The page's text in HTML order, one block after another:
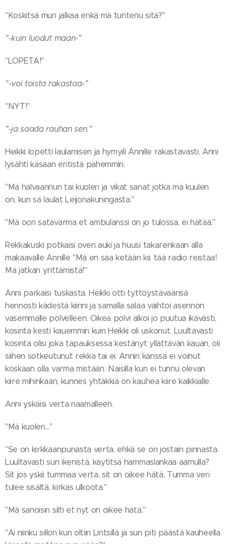
"Koskitsä mun jalkaa enkä mä tuntenu sitä?"
"-kuin luodut maan-"
"LOPETA!"
"-voi toista rakastaa-"
"NYT!"
"-ja saada rauhan sen."
Heikki lopetti laulamisen ja hymyili Annille rakastavasti. Anni
lysähti kasaan entistä pahemmin.
"Mä halvaannun tai kuolen ja vikat sanat jotka mä kuulen
on, kun sä laulat Leijonakuningasta."
"Mä oon satavarma et ambulanssi on jo tulossa, ei hätää."
Rekkakuski potkaisi oven auki ja huusi takarenkaan alla
makaavalle Annille "Mä en saa ketään kii, tää radio reistaa!
Mä jatkan yrittämistä!"
Anni parkaisi tuskasta. Heikki otti tyttöystäväänsä
hennosti kädestä kiinni ja samalla salaa vaihtoi asennon
vasemmalle polvelleen. Oikea polvi alkoi jo puutua ikävästi,
kosinta kesti kauemmin kuin Heikki oli uskonut. Luultavasti
kosinta olisi joka tapauksessa kestänyt yllättävän kauan, oli
siihen sotkeutunut rekka tai ei. Annin kanssa ei voinut
koskaan olla varma mistään. Naisilla kun ei tunnu olevan
kiire mihinkään, kunnes yhtäkkiä on kauhea kiire kaikkialle.
Anni yskäisi verta naamalleen.
"Mä kuolen…"
"Se on kirkkaanpunasta verta, ehkä se on jostain pinnasta.
Luultavasti sun ikenistä, käytitsä hammaslankaa aamulla?
Sit jos yskii tummaa verta, sit on oikee hätä. Tumma veri
tulee sisältä, kirkas ulkoota."
"Mä sanoisin silti et nyt on oikee hätä."
"Ai niinku sillon kun oltiin Lintsillä ja sun piti päästä kauheella